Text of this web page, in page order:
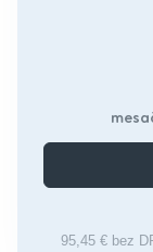
95,45 € bez